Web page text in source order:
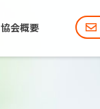
協会概要